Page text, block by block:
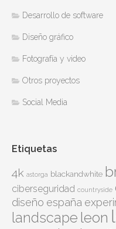
Desarrollo de software
Diseño gráfico
Fotografía y video
Otros proyectos
Social Media
Etiquetas
4k astorga blackandwhite
ciberseguridad countryside
diseño españa
landscape leon